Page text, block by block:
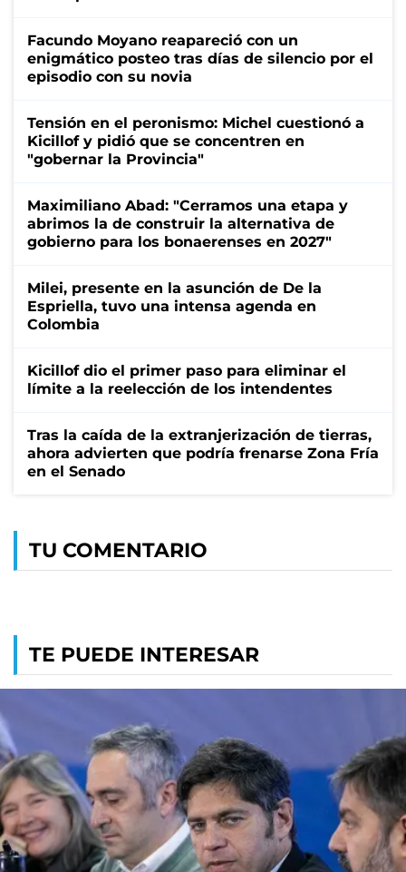
Facundo Moyano reapareció con un
enigmático posteo tras días de silencio por el
episodio con su novia
Tensión en el peronismo: Michel cuestionó a
Kicillof y pidió que se concentren en
"gobernar la Provincia"
Maximiliano Abad: "Cerramos una etapa y
abrimos la de construir la alternativa de
gobierno para los bonaerenses en 2027"
Milei, presente en la asunción de De la
Espriella, tuvo una intensa agenda en
Colombia
Kicillof dio el primer paso para eliminar el
límite a la reelección de los intendentes
Tras la caída de la extranjerización de tierras,
ahora advierten que podría frenarse Zona Fría
en el Senado
TU COMENTARIO
TE PUEDE INTERESAR